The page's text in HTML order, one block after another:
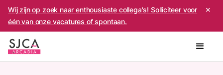
Wij zijn op zoek naar enthousiaste collega's! Solliciteer voor
één van onze vacatures of spontaan.
✕